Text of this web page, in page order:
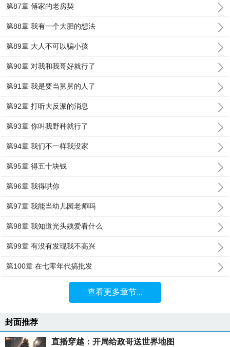
第87章 傅家的老房契
第88章 我有一个大胆的想法
第89章 大人不可以骗小孩
第90章 对我和我哥好就行了
第91章 我是要当舅舅的人了
第92章 打听大反派的消息
第93章 你叫我野种就行了
第94章 我们不一样我没家
第95章 得五十块钱
第96章 我得哄你
第97章 我能当幼儿园老师吗
第98章 我知道光头姨爱看什么
第99章 有没有发现我不高兴
第100章 在七零年代搞批发
查看更多章节...
封面推荐
直播穿越：开局给政哥送世界地图